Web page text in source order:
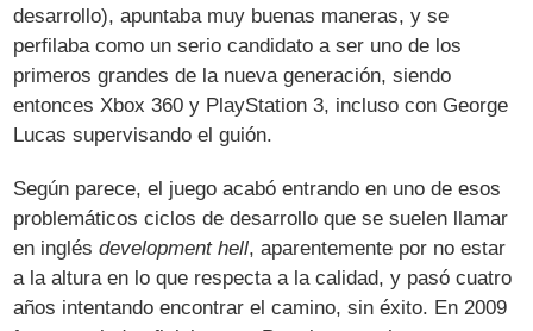
desarrollo), apuntaba muy buenas maneras, y se
perfilaba como un serio candidato a ser uno de los
primeros grandes de la nueva generación, siendo
entonces Xbox 360 y PlayStation 3, incluso con George
Lucas supervisando el guión.
Según parece, el juego acabó entrando en uno de esos
problemáticos ciclos de desarrollo que se suelen llamar
en inglésdevelopment hell, aparentemente por no estar
a la altura en lo que respecta a la calidad, y pasó cuatro
años intentando encontrar el camino, sin éxito. En 2009